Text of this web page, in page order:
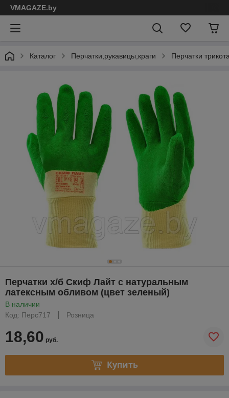
VMAGAZE.by
Каталог Перчатки,рукавицы,краги Перчатки
Перчатки х/б Скиф Лайт с натуральным
латексным обливом (цвет зеленый)
В наличии
Код: Перс717
Розница
18,60 руб.
Купить